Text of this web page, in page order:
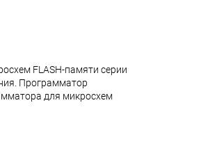
FLASH-памяти серии
Программатор
для микросхем